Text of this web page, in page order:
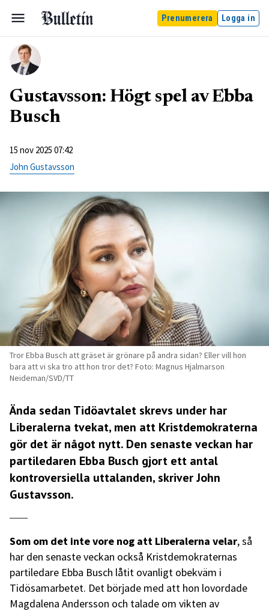
Prenumerera Logga in
Gustavsson: Högt spel av Ebba
Busch
15 nov 2025 07:42
John Gustavsson
Tror Ebba Busch att gräset är grönare på andra sidan? Eller vill hon
bara att vi ska tro att hon tror det? Foto: Magnus Hjalmarson
Neideman/SVD/TT
Ända sedan Tidöavtalet skrevs under har
Liberalerna tvekat, men att Kristdemokraterna
gör det är något nytt. Den senaste veckan har
partiledaren Ebba Busch gjort ett antal
kontroversiella uttalanden, skriver John
Gustavsson.
Som om det inte vore nog att Liberalerna velar, så
har den senaste veckan också Kristdemokraternas
partiledare Ebba Busch låtit ovanligt obekväm i
Tidösamarbetet. Det började med att hon lovordade
Magdalena Andersson och talade om vikten av